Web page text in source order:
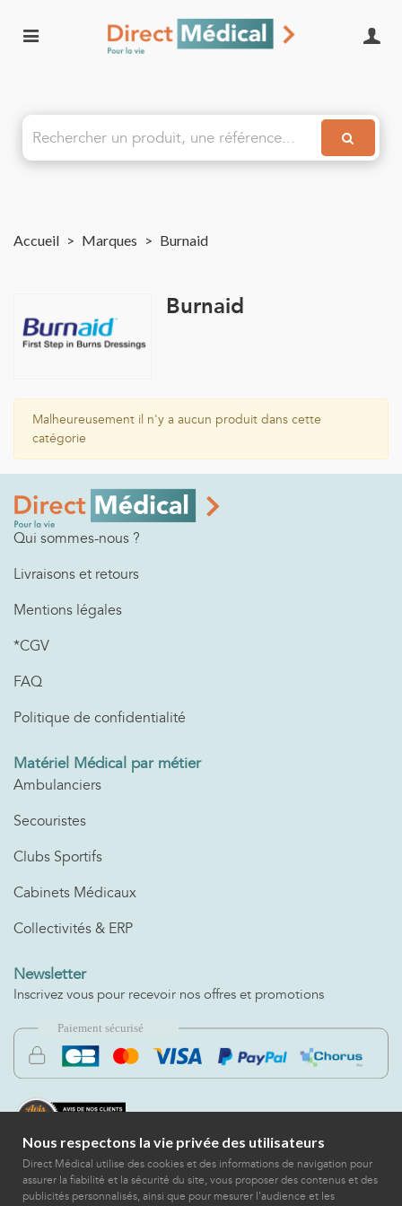
Accueil > Marques > Burnaid
Burnaid
Malheureusement il n'y a aucun produit dans cette
catégorie
Qui sommes-nous ?
Livraisons et retours
Mentions légales
*CGV
FAQ
Politique de confidentialité
Matériel Médical par métier
Ambulanciers
Secouristes
Clubs Sportifs
Cabinets Médicaux
Collectivités & ERP
Newsletter
Inscrivez vous pour recevoir nos offres et promotions
Nous respectons la vie privée des utilisateurs
Direct Médical utilise des cookies et des informations de navigation pour
assurer la fiabilité et la sécurité du site, vous proposer des contenus et des
publicités personnalisés, ainsi que pour mesurer l'audience et les